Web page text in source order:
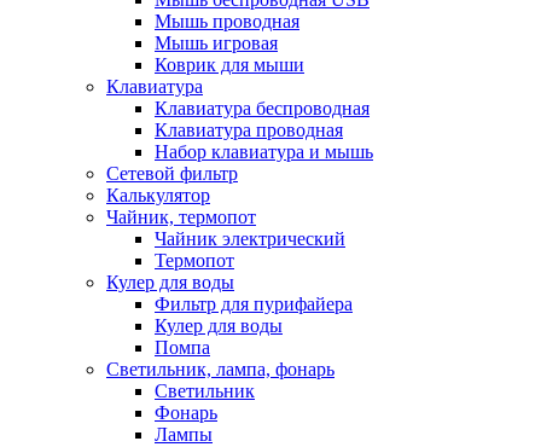
Мышь проводная
Мышь игровая
Коврик для мыши
Клавиатура
Клавиатура беспроводная
Клавиатура проводная
Набор клавиатура и мышь
Сетевой фильтр
Калькулятор
Чайник, термопот
Чайник электрический
Термопот
Кулер для воды
Фильтр для пурифайера
Кулер для воды
Помпа
Светильник, лампа, фонарь
Светильник
Фонарь
Лампы